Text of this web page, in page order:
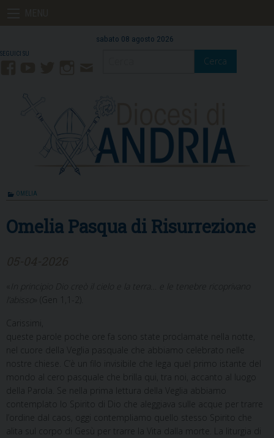
sabato 08 agosto 2026
Mail
Cerca
OMELIA
Omelia Pasqua di Risurrezione
In principio Dio creò il cielo e la terra… e le tenebre ricoprivano
» (Gen 1,1-2).
Carissimi,
queste parole poche ore fa sono state proclamate nella notte,
nel cuore della Veglia pasquale che abbiamo celebrato nelle
nostre chiese. C’è un filo invisibile che lega quel primo istante del
mondo al cero pasquale che brilla qui, tra noi, accanto al luogo
della Parola. Se nella prima lettura della Veglia abbiamo
contemplato lo Spirito di Dio che aleggiava sulle acque per trarre
l’ordine dal caos, oggi contempliamo quello stesso Spirito che
alita sul corpo di Gesù per trarre la Vita dalla morte. La liturgia di